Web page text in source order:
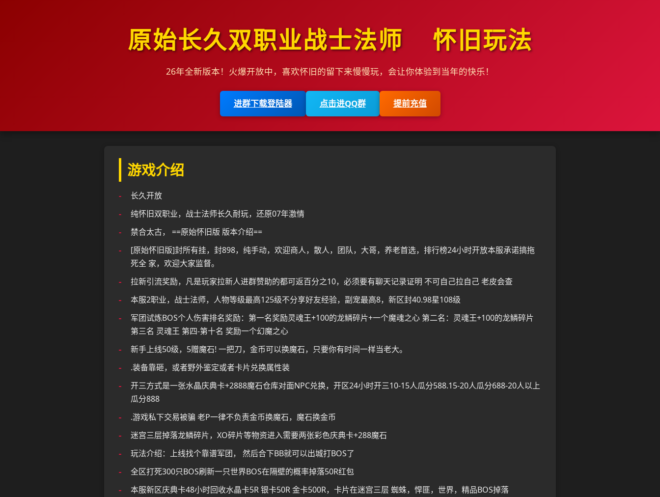
原始长久双职业战士法师 怀旧玩法
26年全新版本！火爆开放中，喜欢怀旧的留下来慢慢玩，会让你体验到当年的快乐！
进群下载登陆器 点击进QQ群 提前充值
游戏介绍
长久开放
纯怀旧双职业，战士法师长久耐玩，还原07年激情
禁合太古， ==原始怀旧版 版本介绍==
[原始怀旧版]封所有挂，封898，纯手动，欢迎商人，散人，团队，大哥，养老首选，排行榜24小时开放本服承诺搞拖
死全 家，欢迎大家监督。
拉新引流奖励，凡是玩家拉新人进群赞助的都可返百分之10，必须要有聊天记录证明 不可自己拉自己 老皮会查
本服2职业，战士法师，人物等级最高125级不分享好友经验，副宠最高8，新区封40.98星108级
军团试炼BOS个人伤害排名奖励：第一名奖励灵魂王+100的龙鳞碎片+一个魔魂之心 第二名：灵魂王+100的龙鳞碎片
第三名 灵魂王 第四-第十名 奖励一个幻魔之心
新手上线50级，5赠魔石! 一把刀，金币可以换魔石，只要你有时间一样当老大。
.装备靠砸，或者野外鉴定或者卡片兑换属性装
开三方式是一张水晶庆典卡+2888魔石仓库对面NPC兑换，开区24小时开三10-15人瓜分588.15-20人瓜分688-20人以上
瓜分888
.游戏私下交易被骗 老P一律不负责金币换魔石，魔石换金币
迷宫三层掉落龙鳞碎片，XO碎片等物资进入需要两张彩色庆典卡+288魔石
玩法介绍：上线找个靠谱军团， 然后合下BB就可以出城打BOS了
全区打死300只BOS刷新一只世界BOS在隔壁的概率掉落50R红包
本服新区庆典卡48小时回收水晶卡5R 银卡50R 金卡500R，卡片在迷宫三层 蜘蛛，悍匪，世界，精品BOS掉落